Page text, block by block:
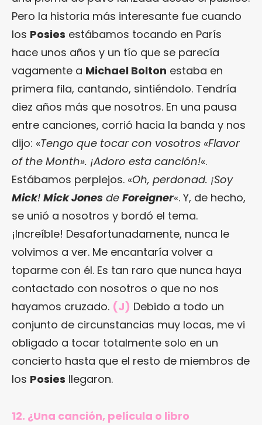
Pero la historia más interesante fue cuando
los Posies estábamos tocando en París
hace unos años y un tío que se parecía
vagamente a Michael Bolton estaba en
primera fila, cantando, sintiéndolo. Tendría
diez años más que nosotros. En una pausa
entre canciones, corrió hacia la banda y nos
dijo: «Tengo que tocar con vosotros «Flavor
of the Month». ¡Adoro esta canción!«.
Estábamos perplejos. «Oh, perdonad. ¡Soy
Mick! Mick Jones de Foreigner«. Y, de hecho,
se unió a nosotros y bordó el tema.
¡Increíble! Desafortunadamente, nunca le
volvimos a ver. Me encantaría volver a
toparme con él. Es tan raro que nunca haya
contactado con nosotros o que no nos
hayamos cruzado. (J) Debido a todo un
conjunto de circunstancias muy locas, me vi
obligado a tocar totalmente solo en un
concierto hasta que el resto de miembros de
los Posies llegaron.
12. ¿Una canción, película o libro